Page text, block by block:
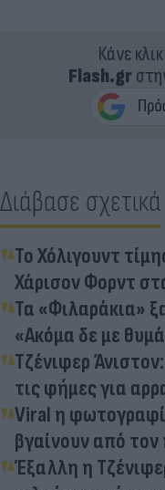
Κάνε
Flash.gr
Διάβασε σχετικά
Το Χόλιγουντ
Χάρισον Φορντ
Τα «Φιλαράκια»
«Ακόμα δε με
Τζένιφερ
τις φήμες για
Viral η
βγαίνουν από
Έξαλλη η